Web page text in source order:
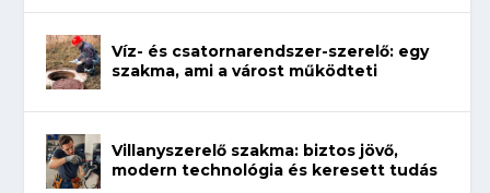
Víz- és csatornarendszer-szerelő: egy
szakma, ami a várost működteti
Villanyszerelő szakma: biztos jövő,
modern technológia és keresett tudás